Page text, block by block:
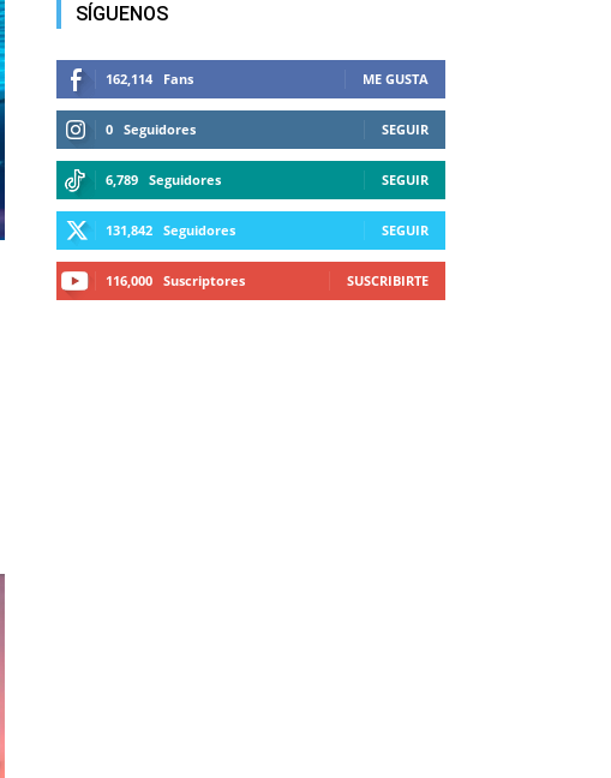
SÍGUENOS
162,114 Fans ME GUSTA
0 Seguidores SEGUIR
6,789 Seguidores SEGUIR
131,842 Seguidores SEGUIR
116,000 Suscriptores SUSCRIBIRTE